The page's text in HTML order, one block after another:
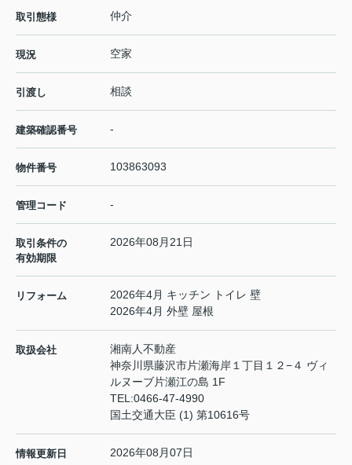
取引態様 仲介
現況 空家
引渡し 相談
建築確認番号 -
物件番号 103863093
管理コード -
取引条件の
有効期限
2026年08月21日
リフォーム
2026年4月 キッチン トイレ 壁
2026年4月 外壁 屋根
取扱会社
湘南人不動産
神奈川県藤沢市片瀬海岸１丁目１２−４ ヴィ
ルヌーブ片瀬江の島 1F
TEL:0466-47-4990
国土交通大臣 (1) 第10616号
情報更新日 2026年08月07日